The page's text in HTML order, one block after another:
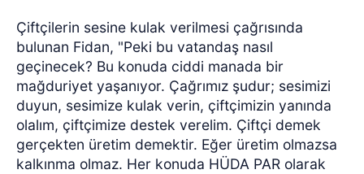
Çiftçilerin sesine kulak verilmesi çağrısında
bulunan Fidan, "Peki bu vatandaş nasıl
geçinecek? Bu konuda ciddi manada bir
mağduriyet yaşanıyor. Çağrımız şudur; sesimizi
duyun, sesimize kulak verin, çiftçimizin yanında
olalım, çiftçimize destek verelim. Çiftçi demek
gerçekten üretim demektir. Eğer üretim olmazsa
kalkınma olmaz. Her konuda HÜDA PAR olarak